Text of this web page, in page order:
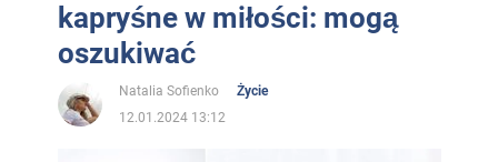
kapryśne w miłości: mogą
oszukiwać
Natalia Sofienko
Życie
12.01.2024 13:12